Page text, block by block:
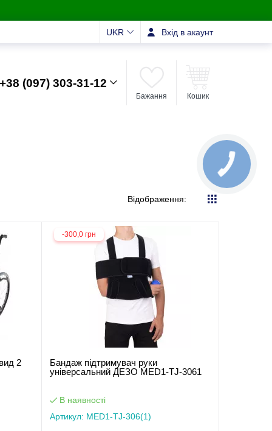
UKR Вхід в акаунт
+38 (097) 303-31-12
Бажання Кошик
Відображення:
2
-300,0 грн
Бандаж підтримувач руки
універсальний ДЕЗО MED1-TJ-3061
В наявності
Артикул: MED1-TJ-306(1)